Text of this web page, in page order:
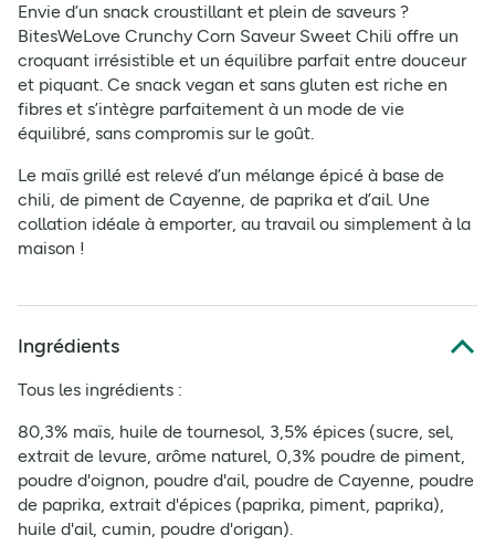
Envie d’un snack croustillant et plein de saveurs ?
BitesWeLove Crunchy Corn Saveur Sweet Chili offre un
croquant irrésistible et un équilibre parfait entre douceur
et piquant. Ce snack vegan et sans gluten est riche en
fibres et s’intègre parfaitement à un mode de vie
équilibré, sans compromis sur le goût.
Le maïs grillé est relevé d’un mélange épicé à base de
chili, de piment de Cayenne, de paprika et d’ail. Une
collation idéale à emporter, au travail ou simplement à la
maison !
Ingrédients
Tous les ingrédients :
80,3% maïs, huile de tournesol, 3,5% épices (sucre, sel,
extrait de levure, arôme naturel, 0,3% poudre de piment,
poudre d'oignon, poudre d'ail, poudre de Cayenne, poudre
de paprika, extrait d'épices (paprika, piment, paprika),
huile d'ail, cumin, poudre d'origan).